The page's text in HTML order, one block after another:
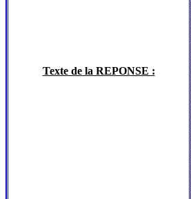
Texte de la REPONSE :